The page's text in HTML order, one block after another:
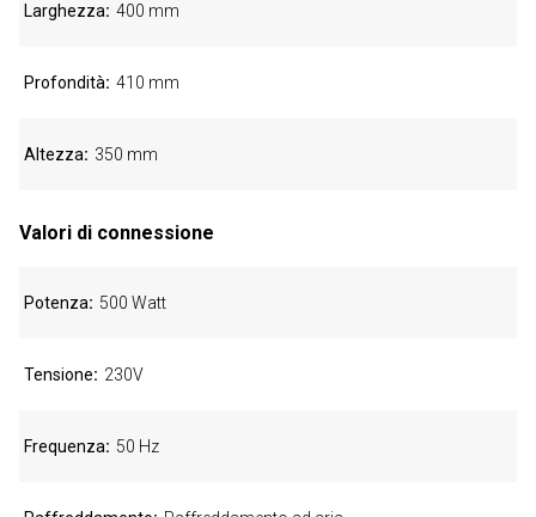
Larghezza 400 mm
Profondità 410 mm
Altezza 350 mm
Valori di connessione
Potenza 500 Watt
Tensione 230V
Frequenza 50 Hz